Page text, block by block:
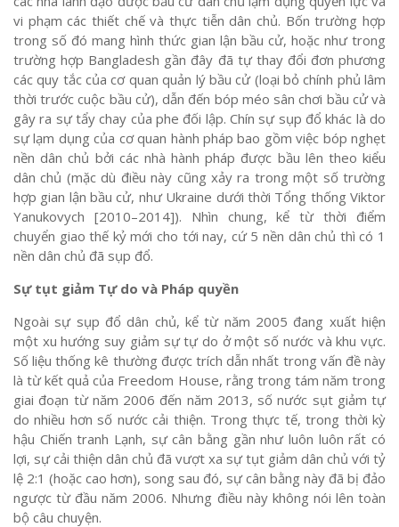
vi phạm các thiết chế và thực tiễn dân chủ. Bốn trường hợp
trong số đó mang hình thức gian lận bầu cử, hoặc như trong
trường hợp Bangladesh gần đây đã tự thay đổi đơn phương
các quy tắc của cơ quan quản lý bầu cử (loại bỏ chính phủ lâm
thời trước cuộc bầu cử), dẫn đến bóp méo sân chơi bầu cử và
gây ra sự tẩy chay của phe đối lập. Chín sự sụp đổ khác là do
sự lạm dụng của cơ quan hành pháp bao gồm việc bóp nghẹt
nền dân chủ bởi các nhà hành pháp được bầu lên theo kiểu
dân chủ (mặc dù điều này cũng xảy ra trong một số trường
hợp gian lận bầu cử, như Ukraine dưới thời Tổng thống Viktor
Yanukovych [2010–2014]). Nhìn chung, kể từ thời điểm
chuyển giao thế kỷ mới cho tới nay, cứ 5 nền dân chủ thì có 1
nền dân chủ đã sụp đổ.
Sự tụt giảm Tự do và Pháp quyền
Ngoài sự sụp đổ dân chủ, kể từ năm 2005 đang xuất hiện
một xu hướng suy giảm sự tự do ở một số nước và khu vực.
Số liệu thống kê thường được trích dẫn nhất trong vấn đề này
là từ kết quả của Freedom House, rằng trong tám năm trong
giai đoạn từ năm 2006 đến năm 2013, số nước sụt giảm tự
do nhiều hơn số nước cải thiện. Trong thực tế, trong thời kỳ
hậu Chiến tranh Lạnh, sự cân bằng gần như luôn luôn rất có
lợi, sự cải thiện dân chủ đã vượt xa sự tụt giảm dân chủ với tỷ
lệ 2:1 (hoặc cao hơn), song sau đó, sự cân bằng này đã bị đảo
ngược từ đầu năm 2006. Nhưng điều này không nói lên toàn
bộ câu chuyện.